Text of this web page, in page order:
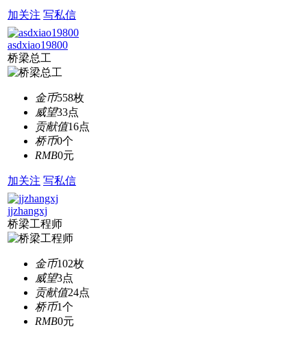
加关注 写私信
asdxiao19800
桥梁总工
金币558枚
威望33点
贡献值16点
桥币0个
RMB0元
加关注 写私信
jjzhangxj
桥梁工程师
金币102枚
威望3点
贡献值24点
桥币1个
RMB0元